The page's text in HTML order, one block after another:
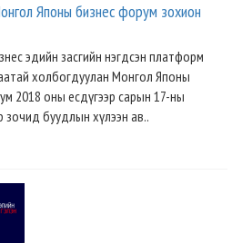
Японы бизнес форум зохион
эдийн засгийн нэгдсэн платформ
холбогдуулан Монгол Японы
2018 оны есдүгээр сарын 17-ны
буудлын хүлээн ав..